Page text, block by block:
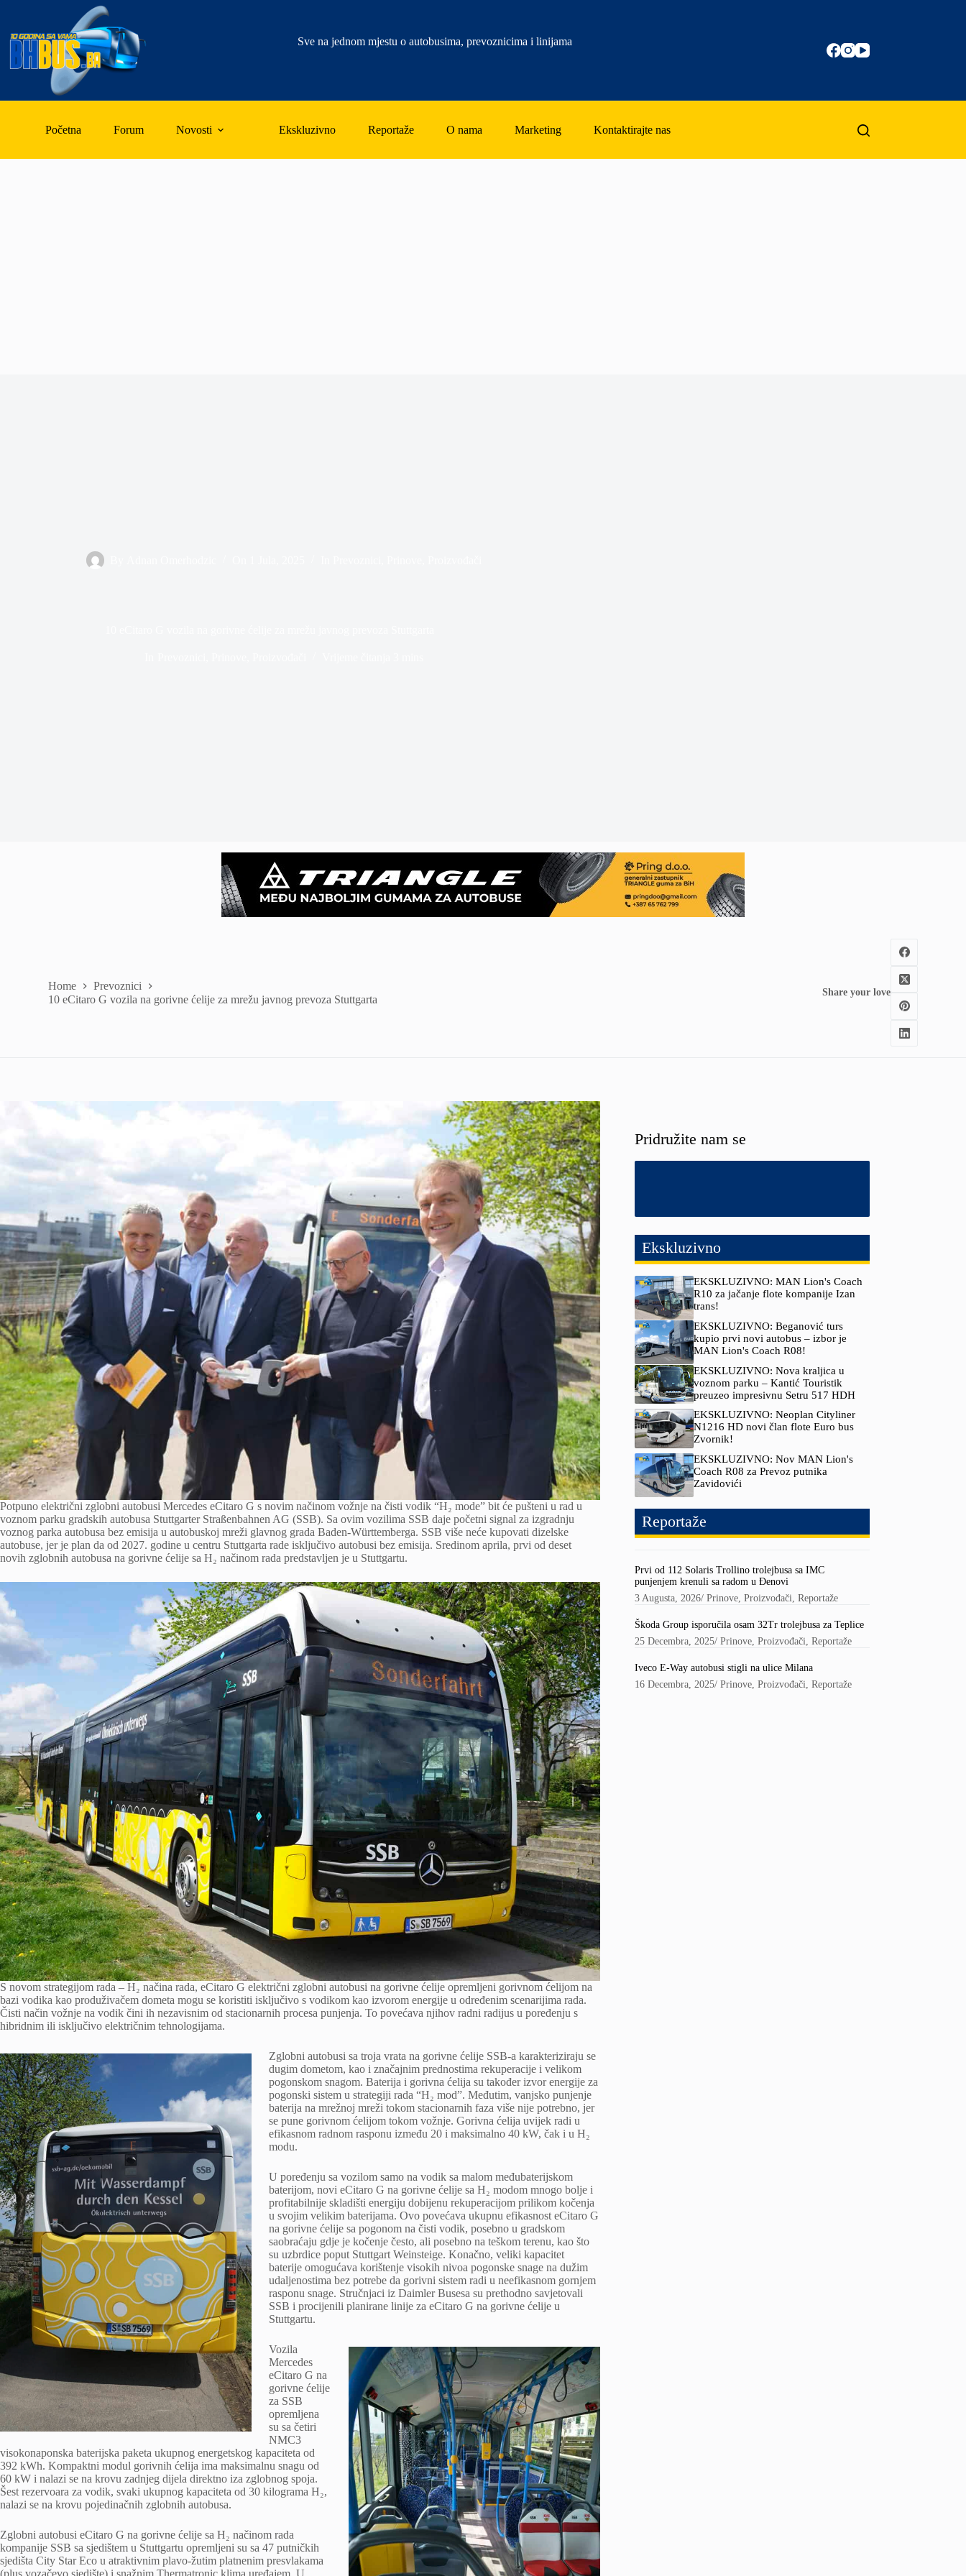
content
Sve na jednom mjestu o autobusima, prevoznicima i linijama
Početna Forum Novosti Ekskluzivno Reportaže O nama Marketing Kontaktirajte nas
Home
Prevoznici
10 eCitaro G vozila na gorivne ćelije za mrežu javnog prevoza Stuttgarta
Share your love
Potpuno električni zglobni autobusi Mercedes eCitaro G s novim načinom vožnje na čisti vodik “H₂ mode” bit će pušteni u rad u
voznom parku gradskih autobusa Stuttgarter Straßenbahnen AG (SSB). Sa ovim vozilima SSB daje početni signal za izgradnju
voznog parka autobusa bez emisija u autobuskoj mreži glavnog grada Baden-Württemberga. SSB više neće kupovati dizelske
autobuse, jer je plan da od 2027. godine u centru Stuttgarta rade isključivo autobusi bez emisija. Sredinom aprila, prvi od deset
novih zglobnih autobusa na gorivne ćelije sa H₂ načinom rada predstavljen je u Stuttgartu.
S novom strategijom rada – H₂ načina rada, eCitaro G električni zglobni autobusi na gorivne ćelije opremljeni gorivnom ćelijom na
bazi vodika kao produživačem dometa mogu se koristiti isključivo s vodikom kao izvorom energije u određenim scenarijima rada.
Čisti način vožnje na vodik čini ih nezavisnim od stacionarnih procesa punjenja. To povećava njihov radni radijus u poređenju s
hibridnim ili isključivo električnim tehnologijama.
Zglobni autobusi sa troja vrata na gorivne ćelije SSB-a karakteriziraju se
dugim dometom, kao i značajnim prednostima rekuperacije i velikom
pogonskom snagom. Baterija i gorivna ćelija su također izvor energije za
pogonski sistem u strategiji rada “H₂ mod”. Međutim, vanjsko punjenje
baterija na mrežnoj mreži tokom stacionarnih faza više nije potrebno, jer
se pune gorivnom ćelijom tokom vožnje. Gorivna ćelija uvijek radi u
efikasnom radnom rasponu između 20 i maksimalno 40 kW, čak i u H₂
modu.
U poređenju sa vozilom samo na vodik sa malom međubaterijskom
baterijom, novi eCitaro G na gorivne ćelije sa H₂ modom mnogo bolje i
profitabilnije skladišti energiju dobijenu rekuperacijom prilikom kočenja
u svojim velikim baterijama. Ovo povećava ukupnu efikasnost eCitaro G
na gorivne ćelije sa pogonom na čisti vodik, posebno u gradskom
saobraćaju gdje je kočenje često, ali posebno na teškom terenu, kao što
su uzbrdice poput Stuttgart Weinsteige. Konačno, veliki kapacitet
baterije omogućava korištenje visokih nivoa pogonske snage na dužim
udaljenostima bez potrebe da gorivni sistem radi u neefikasnom gornjem
rasponu snage. Stručnjaci iz Daimler Busesa su prethodno savjetovali
SSB i procijenili planirane linije za eCitaro G na gorivne ćelije u
Stuttgartu.
Vozila
Mercedes
eCitaro G na
gorivne ćelije
za SSB
opremljena
su sa četiri
NMC3
visokonaponska baterijska paketa ukupnog energetskog kapaciteta od
392 kWh. Kompaktni modul gorivnih ćelija ima maksimalnu snagu od
60 kW i nalazi se na krovu zadnjeg dijela direktno iza zglobnog spoja.
Šest rezervoara za vodik, svaki ukupnog kapaciteta od 30 kilograma H₂,
nalazi se na krovu pojedinačnih zglobnih autobusa.
Zglobni autobusi eCitaro G na gorivne ćelije sa H₂ načinom rada
kompanije SSB sa sjedištem u Stuttgartu opremljeni su sa 47 putničkih
sjedišta City Star Eco u atraktivnim plavo-žutim platnenim presvlakama
Pridružite nam se
Ekskluzivno
EKSKLUZIVNO: MAN Lion's Coach
R10 za jačanje flote kompanije Izan
trans!
EKSKLUZIVNO: Beganović turs
kupio prvi novi autobus – izbor je
MAN Lion's Coach R08!
EKSKLUZIVNO: Nova kraljica u
voznom parku – Kantić Touristik
preuzeo impresivnu Setru 517 HDH
EKSKLUZIVNO: Neoplan Cityliner
N1216 HD novi član flote Euro bus
Zvornik!
EKSKLUZIVNO: Nov MAN Lion's
Coach R08 za Prevoz putnika
Zavidovići
Reportaže
Prvi od 112 Solaris Trollino trolejbusa sa IMC
punjenjem krenuli sa radom u Đenovi
3 Augusta, 2026/Prinove,Proizvođači,Reportaže
Škoda Group isporučila osam 32Tr trolejbusa za Teplice
25 Decembra, 2025/Prinove,Proizvođači,Reportaže
Iveco E-Way autobusi stigli na ulice Milana
16 Decembra, 2025/Prinove,Proizvođači,Reportaže